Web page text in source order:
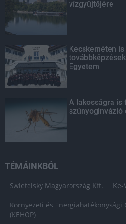
vízgyűjtőjére
Kecskeméten
Egyetem
A lakosságra is
szúnyoginvázió
TÉMÁINKBÓL
Swietelsky Magyarország Kft. Ke-
Környezeti és Energiahatékonysági
(KEHOP)